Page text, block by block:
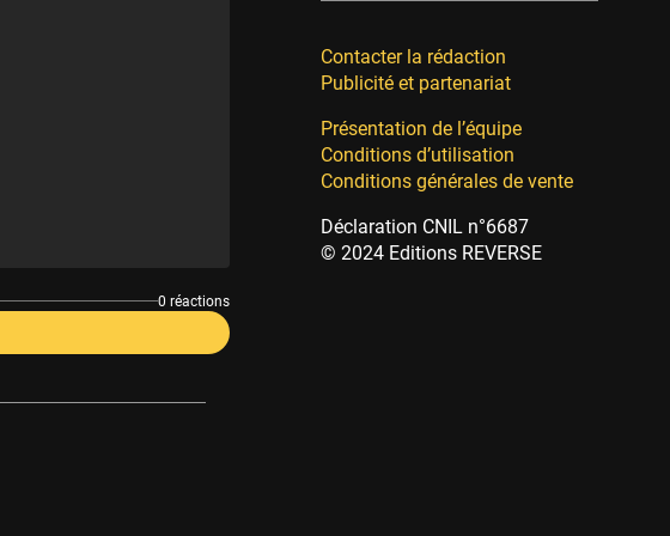
0 réactions
Contacter la rédaction
Publicité et partenariat
Présentation de l’équipe
Conditions d’utilisation
Conditions générales de vente
Déclaration CNIL n°6687
© 2024 Editions REVERSE